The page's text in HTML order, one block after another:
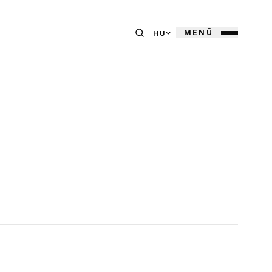
HU MENÜ